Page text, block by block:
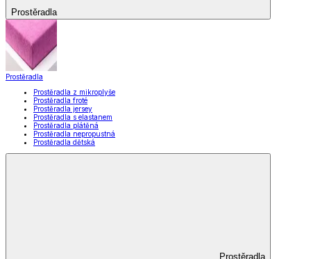
Prostěradla
Prostěradla
Prostěradla z mikroplyše
Prostěradla froté
Prostěradla jersey
Prostěradla s elastanem
Prostěradla plátěná
Prostěradla nepropustná
Prostěradla dětská
Prostěradla